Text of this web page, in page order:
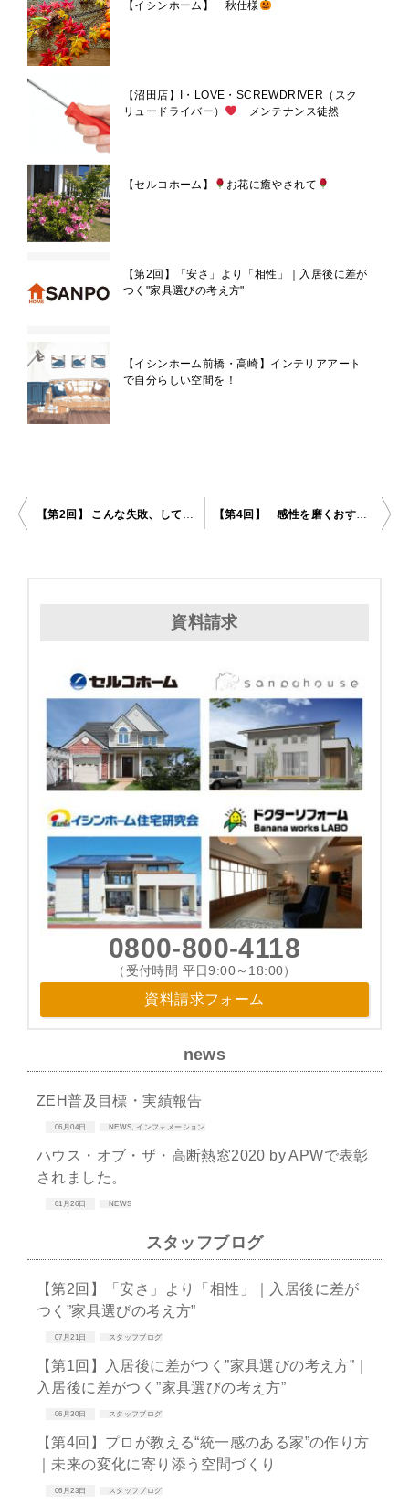
【イシンホーム】 秋仕様
【沼田店】I・LOVE・SCREWDRIVER（スク
リュードライバー）
メンテナンス徒然
【セルコホーム】 お花に癒やされて
【第2回】「安さ」より「相性」｜入居後に差が
つく"家具選びの考え方"
【イシンホーム前橋・高崎】インテリアアート
で自分らしい空間を！
【第2回】 こんな失敗、していませんか？家具選びのあるあるミス 【第4回】 感性を磨くおすすめ本と、家具選びのまとめ
資料請求
0800-800-4118
（受付時間 平日9:00～18:00）
資料請求フォーム
news
ZEH普及目標・実績報告
06月04日 NEWS, インフォメーション
ハウス・オブ・ザ・高断熱窓2020 by APWで表彰
されました。
01月26日 NEWS
スタッフブログ
【第2回】「安さ」より「相性」｜入居後に差が
つく”家具選びの考え方”
07月21日 スタッフブログ
【第1回】入居後に差がつく”家具選びの考え方”｜
入居後に差がつく”家具選びの考え方”
06月30日 スタッフブログ
【第4回】プロが教える“統一感のある家”の作り方
｜未来の変化に寄り添う空間づくり
06月23日 スタッフブログ